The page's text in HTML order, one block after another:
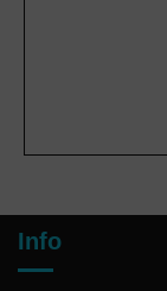
Info